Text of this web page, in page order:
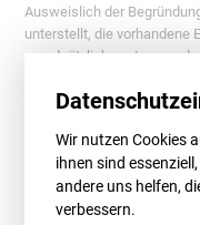
Ausweislich der
unterstellt, die vorhandene
grundsätzlich system-
positioniert sich der
hier darauf verwiesen,
für die
Hinsichtlich des
Wir nutzen Cookies
ihnen sind
andere uns helfen,
verbessern.